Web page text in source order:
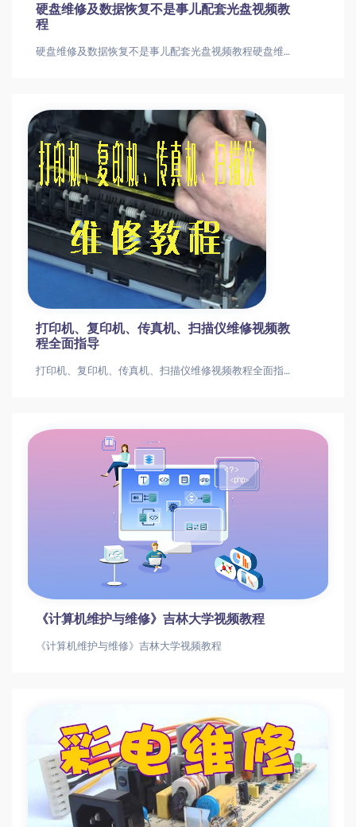
硬盘维修及数据恢复不是事儿配套光盘视频教
程
硬盘维修及数据恢复不是事儿配套光盘视频教程硬盘维修及硬盘数据恢复不是事儿PDF电子书+配套光盘视频教程
打印机、复印机、传真机、扫描仪维修视频教
程全面指导
打印机、复印机、传真机、扫描仪维修视频教程全面指导打印机、复印机、传真机、扫描仪维修视频教程全面指导
《计算机维护与维修》吉林大学视频教程
《计算机维护与维修》吉林大学视频教程